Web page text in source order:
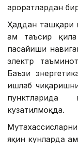
ҳароратлардан
Ҳаддан ташқари
ҳам таъсир
пасайиши
электр
Баъзи
ишлаб
пунктларида
кузатилмоқда.
яқин кунларда